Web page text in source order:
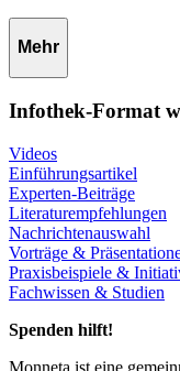
Mehr
Infothek-Format
Videos
Einführungsartikel
Experten-Beiträge
Literaturempfehlungen
Nachrichtenauswahl
Vorträge &
Praxisbeispiele &
Fachwissen & Studien
Spenden hilft!
Monneta ist eine